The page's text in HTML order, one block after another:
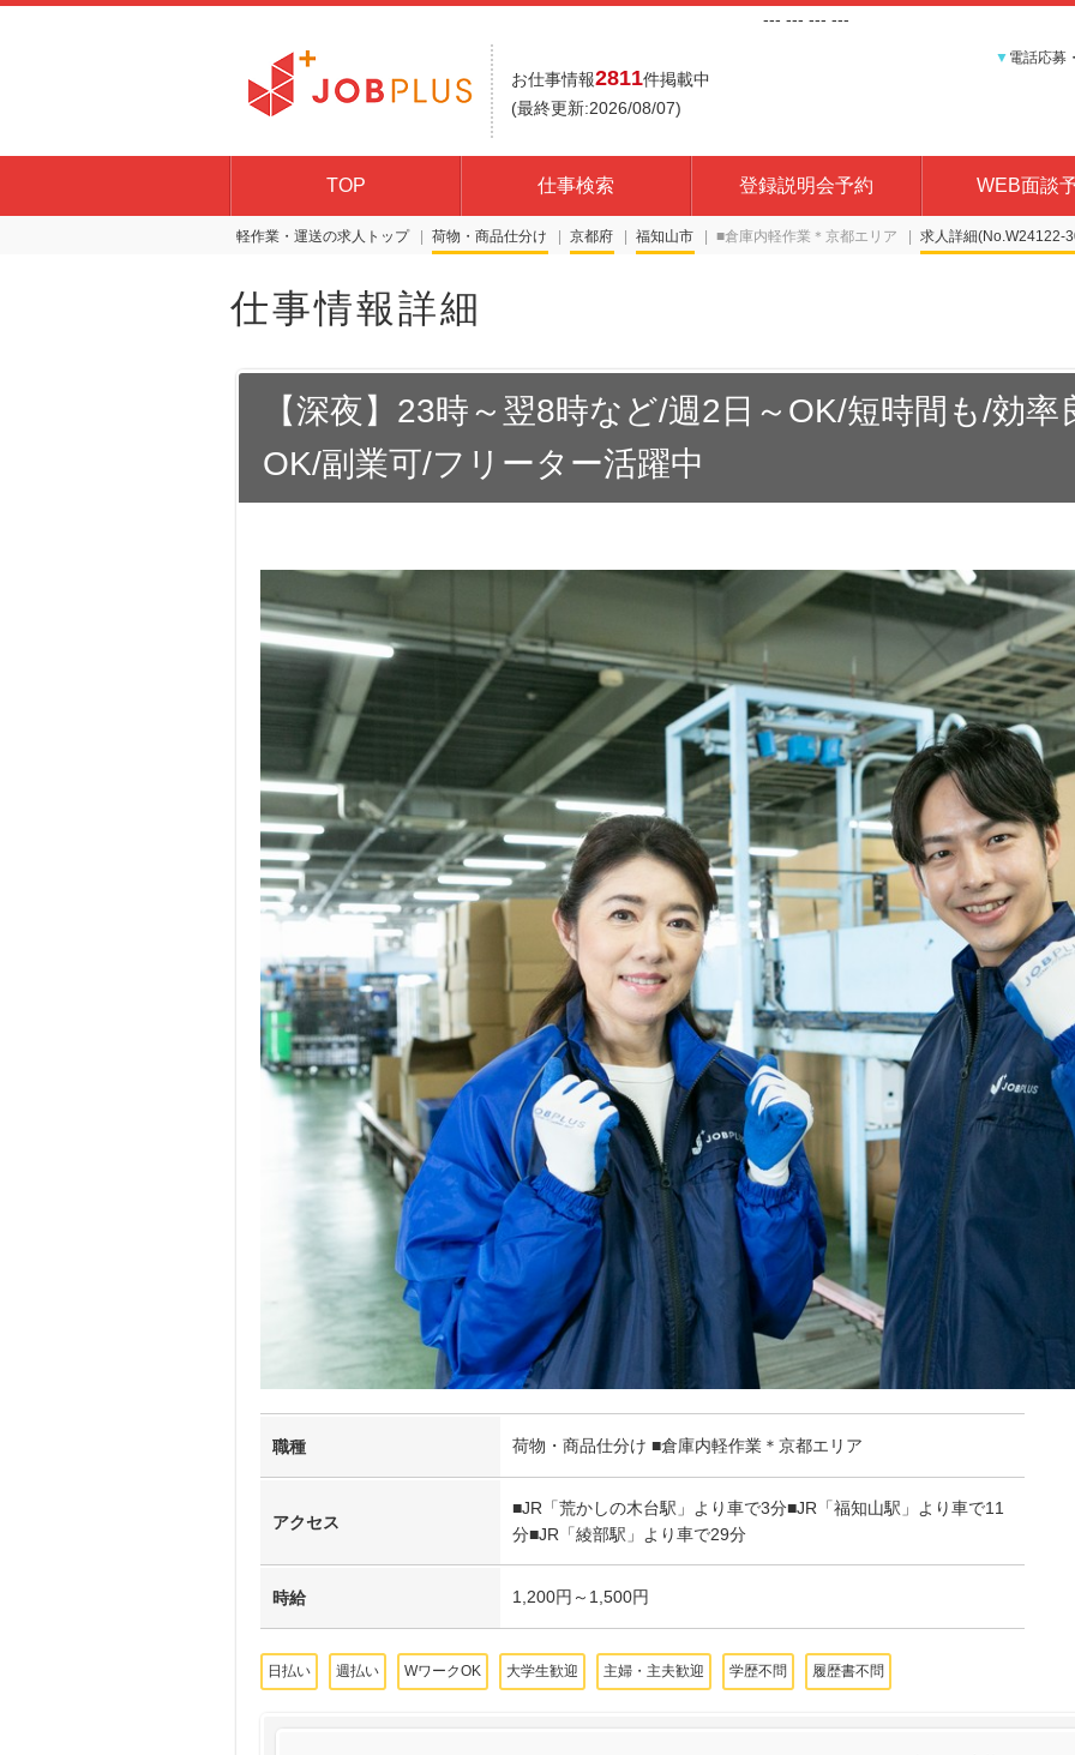
--- --- --- ---
お仕事情報2811件掲載中
(最終更新:2026/08/07)
▼ 電話応募
TOP 仕事検索 登録説明会予約 WEB面談
軽作業・運送の求人トップ 荷物・商品仕分け 京都府 福知山市 ■倉庫内軽作業＊京都エリア 求人詳細(No.W24122-
仕事情報詳細
【深夜】23時～翌8時など/週2日～OK/短時間も/効
OK/副業可/フリーター活躍中
職種 荷物・商品仕分け ■倉庫内軽作業＊京都エリア
アクセス
■JR「荒かしの木台駅」より車で3分■JR「福知山駅」より車で11
分■JR「綾部駅」より車で29分
時給 1,200円～1,500円
日払い 週払い WワークOK 大学生歓迎 主婦・主夫歓迎 学歴不問 履歴書不問